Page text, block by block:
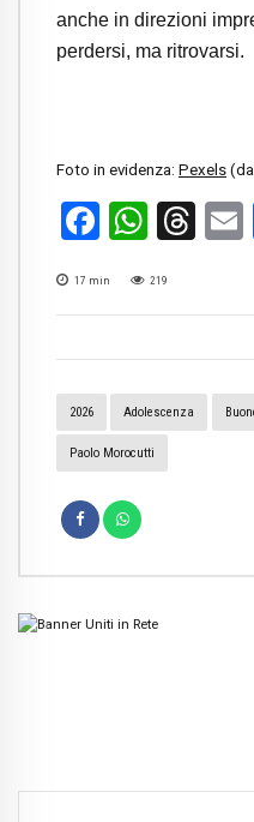
anche in direzioni
perdersi, ma ritrovarsi.
Foto in evidenza: Pexels
Facebook
17 min 219
2026 Adolescenza
Paolo Morocutti